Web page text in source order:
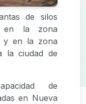
de silos
en la zona
y en la zona
la ciudad de
de
en Nueva